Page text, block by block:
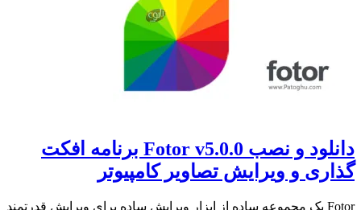
دانلود و نصب Fotor v5.0.0 برنامه افکت
گذاری و ویرایش تصاویر کامپیوتر
Fotor یک مجموعه ساده از ابزار ویرایش ساده برای ویرایش قدرتمند